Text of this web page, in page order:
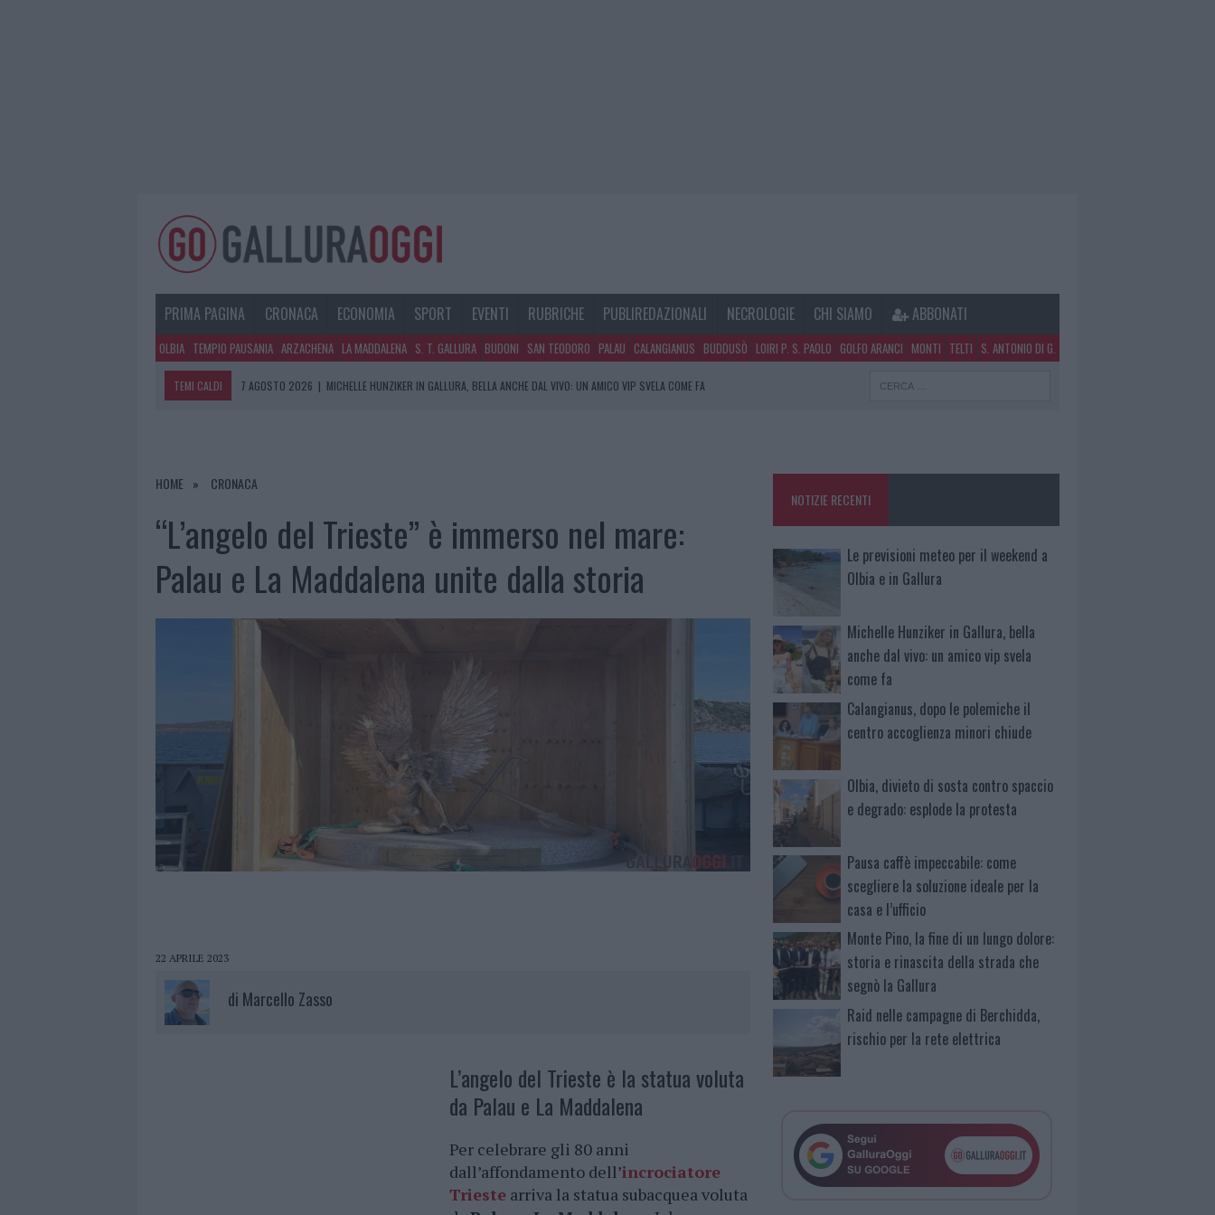
PRIMA PAGINA CRONACA ECONOMIA SPORT EVENTI RUBRICHE PUBLIREDAZIONALI NECROLOGIE CHI SIAMO ABBONATI
OLBIA TEMPIO PAUSANIA ARZACHENA LA MADDALENA S. T. GALLURA BUDONI SAN TEODORO PALAU CALANGIANUS BUDDUSÒ LOIRI P. S. PAOLO GOLFO ARANCI MONTI TELTI S. ANTONIO DI G.
TEMI CALDI 7 AGOSTO 2026 | MICHELLE HUNZIKER IN GALLURA, BELLA ANCHE DAL VIVO: UN AMICO VIP SVELA COME FA
7 AGOSTO 2026
|
HOME CRONACA
“L’angelo del Trieste” è immerso nel mare:
Palau e La Maddalena unite dalla storia
22 APRILE 2023
di Marcello Zasso
L’angelo del Trieste è la statua voluta
da Palau e La Maddalena
Per celebrare gli 80 anni
dall’affondamento dell’incrociatore
Trieste arriva la statua subacquea voluta
NOTIZIE RECENTI
Le previsioni meteo per il weekend a
Olbia e in Gallura
Michelle Hunziker in Gallura, bella
anche dal vivo: un amico vip svela
come fa
Calangianus, dopo le polemiche il
centro accoglienza minori chiude
Olbia, divieto di sosta contro spaccio
e degrado: esplode la protesta
Pausa caffè impeccabile: come
scegliere la soluzione ideale per la
casa e l’ufficio
Monte Pino, la fine di un lungo dolore:
storia e rinascita della strada che
segnò la Gallura
Raid nelle campagne di Berchidda,
rischio per la rete elettrica